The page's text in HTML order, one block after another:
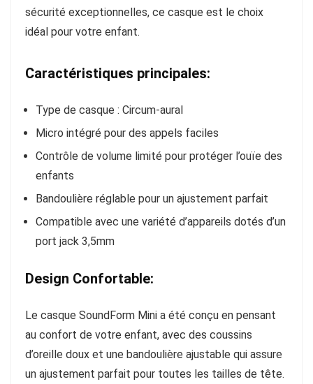
sécurité exceptionnelles, ce casque est le choix
idéal pour votre enfant.
Caractéristiques principales:
Type de casque : Circum-aural
Micro intégré pour des appels faciles
Contrôle de volume limité pour protéger l’ouïe des
enfants
Bandoulière réglable pour un ajustement parfait
Compatible avec une variété d’appareils dotés d’un
port jack 3,5mm
Design Confortable:
Le casque SoundForm Mini a été conçu en pensant
au confort de votre enfant, avec des coussins
d’oreille doux et une bandoulière ajustable qui assure
un ajustement parfait pour toutes les tailles de tête.